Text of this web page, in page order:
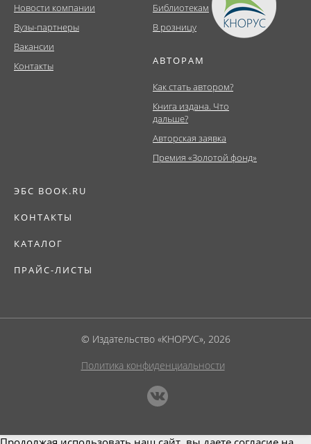
Новости компании
Вузы-партнеры
Вакансии
Контакты
Библиотекам
В розницу
АВТОРАМ
Как стать автором?
Книга издана. Что
дальше?
Авторская заявка
Премия «Золотой фонд»
ЭБС BOOK.RU
КОНТАКТЫ
КАТАЛОГ
ПРАЙС-ЛИСТЫ
© Издательство «КНОРУС», 2026
Политика конфиденциальности